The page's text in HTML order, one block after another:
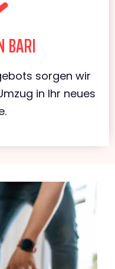
BARI
sorgen wir
in Ihr neues